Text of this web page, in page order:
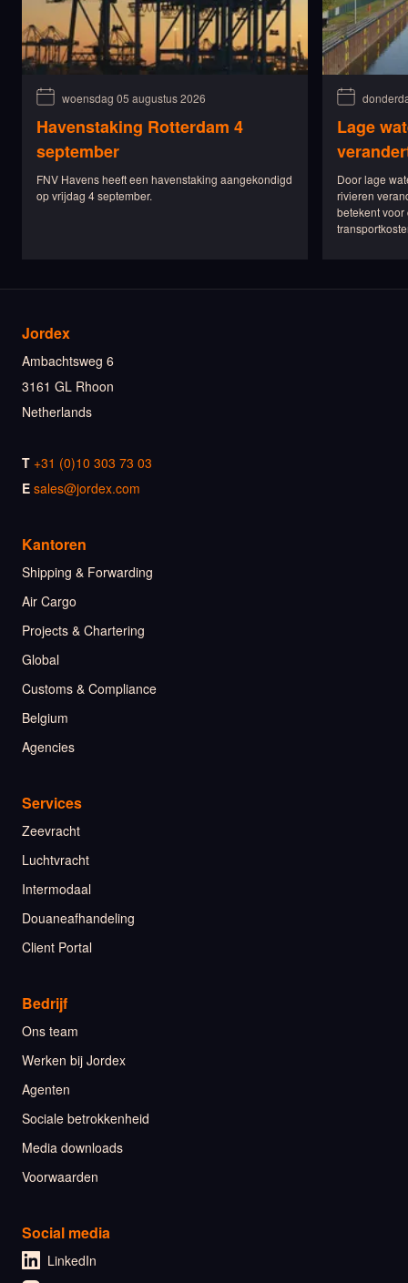
woensdag 05 augustus 2026
Havenstaking Rotterdam 4
september
FNV Havens heeft een havenstaking aangekondigd
op vrijdag 4 september.
Lage
Door lage
rivieren
betekent
Jordex
Ambachtsweg 6
3161 GL Rhoon
Netherlands
T +31 (0)10 303 73 03
E sales@jordex.com
Kantoren
Shipping & Forwarding
Air Cargo
Projects & Chartering
Global
Customs & Compliance
Belgium
Agencies
Services
Zeevracht
Luchtvracht
Intermodaal
Douaneafhandeling
Client Portal
Bedrijf
Ons team
Werken bij Jordex
Agenten
Sociale betrokkenheid
Media downloads
Voorwaarden
Social media
LinkedIn